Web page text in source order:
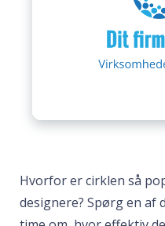
Hvorfor er cirklen så
designere? Spørg en af